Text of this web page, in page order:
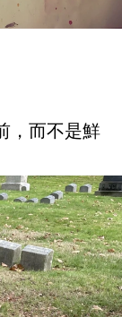
，而不是鮮